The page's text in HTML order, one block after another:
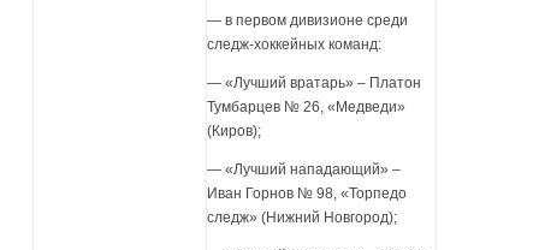
— в первом дивизионе среди
следж-хоккейных команд:
— «Лучший вратарь» – Платон
Тумбарцев № 26, «Медведи»
(Киров);
— «Лучший нападающий» –
Иван Горнов № 98, «Торпедо
следж» (Нижний Новгород);